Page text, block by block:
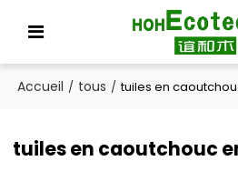
Accueil / tous / tuiles en
tuiles en caoutchouc